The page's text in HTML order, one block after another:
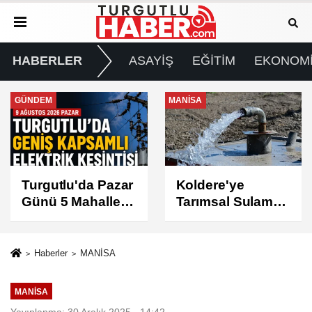
HABERLER ASAYİŞ EĞİTİM
MANİSA
Koldere'ye
Tarımsal Sulama
Desteği
GÜNDEM
Manisa'da 1.200
Kınalı Keklik
Doğaya Salındı
Haberler MANİSA
MANİSA